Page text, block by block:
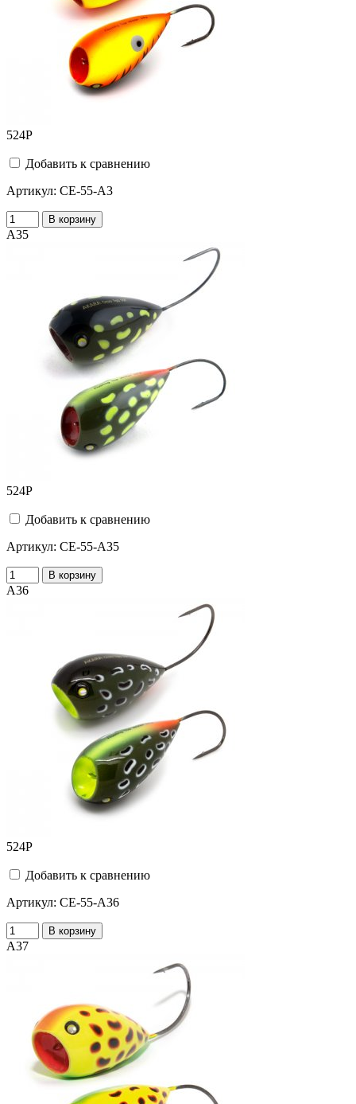
524Р
Добавить к сравнению
Артикул: CE-55-A3
В корзину
A35
524Р
Добавить к сравнению
Артикул: CE-55-A35
В корзину
A36
524Р
Добавить к сравнению
Артикул: CE-55-A36
В корзину
A37